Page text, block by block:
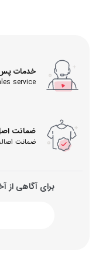
خدمات
service
ضمانت
ضمانت
برای آگاهی از